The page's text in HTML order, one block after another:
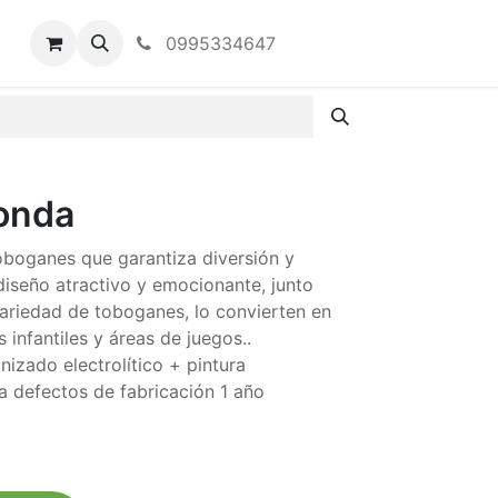
0995334647
que garantiza diversión y
atractivo y emocionante, junto
de toboganes, lo convierten en
infantiles y áreas de juegos..
electrolítico + pintura
defectos de fabricación 1 año